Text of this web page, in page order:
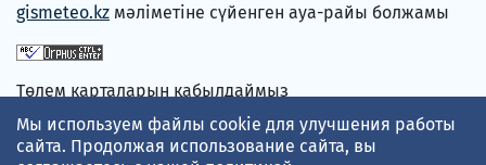
gismeteo.kz мәліметіне сүйенген ауа-райы болжамы
Төлем карталарын қабылдаймыз
Мы используем файлы cookie для улучшения работы
сайта. Продолжая использование сайта, вы